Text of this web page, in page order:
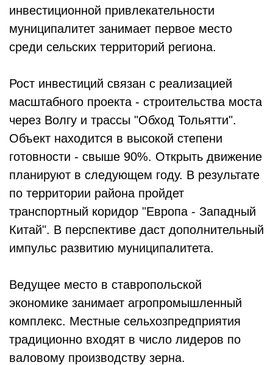
инвестиционной привлекательности
муниципалитет занимает первое место
среди сельских территорий региона.
Рост инвестиций связан с реализацией
масштабного проекта - строительства моста
через Волгу и трассы "Обход Тольятти".
Объект находится в высокой степени
готовности - свыше 90%. Открыть движение
планируют в следующем году. В результате
по территории района пройдет
транспортный коридор "Европа - Западный
Китай". В перспективе даст дополнительный
импульс развитию муниципалитета.
Ведущее место в ставропольской
экономике занимает агропромышленный
комплекс. Местные сельхозпредприятия
традиционно входят в число лидеров по
валовому производству зерна.